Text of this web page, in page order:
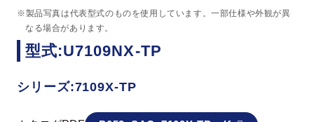
※製品写真は代表型式のものを使用しています。一部仕様や外観が異
なる場合があります。
型式:U7109NX-TP
シリーズ:7109X-TP